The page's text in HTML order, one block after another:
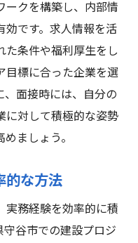
革新の影響
意義
動向と将来性
それがもたらす機
筋工キャリアプラ
入を目指す理由と
その魅力
ークを構築し、内部情
です。求人情報を活
条件や福利厚生をし
目標に合った企業を選
面接時には、自分の
に対して積極的な姿勢
ましょう。
的な方法
実務経験を効率的に積
谷市での建設プロジ